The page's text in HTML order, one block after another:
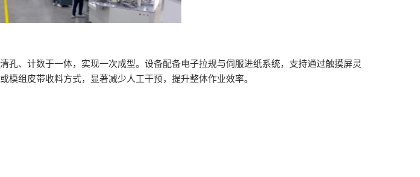
、计数于一体，实现一次成型。设备配备电子拉规与伺服进纸系统，支持通过触摸屏灵
组皮带收料方式，显著减少人工干预，提升整体作业效率。